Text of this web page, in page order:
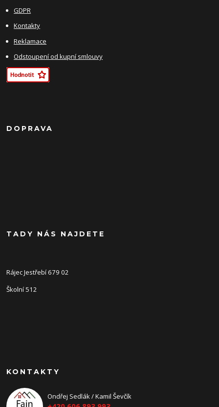
GDPR
Kontakty
Reklamace
Odstoupení od kupní smlouvy
DOPRAVA
TADY NÁS NAJDETE
Rájec Jestřebí 679 02
Školní 512
KONTAKTY
Ondřej Sedlák / Kamil Ševčík